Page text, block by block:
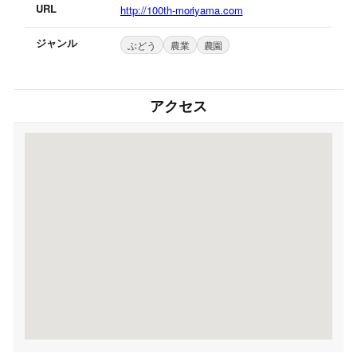
URL http://100th-moriyama.com
ジャンル ぶどう 農業 農園
アクセス